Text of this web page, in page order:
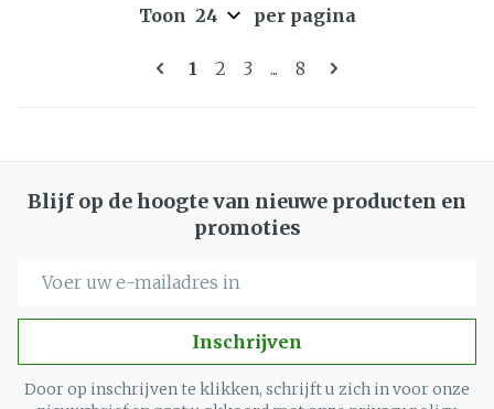
Pagina's
U lees momenteel pagina
1 Pagina
2 Pagina
3 ... Pagina
8
Toon per pagina
Blijf op de hoogte van nieuwe producten en
promoties
Inschrijven
Door op inschrijven te klikken, schrijft u zich in voor onze